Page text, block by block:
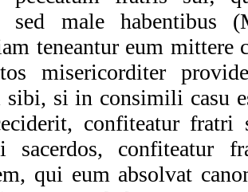
sed male habentibus
teneantur eum mittere
misericorditer
si in consimili casu
confiteatur fratri
sacerdos, confiteatur
qui eum absolvat